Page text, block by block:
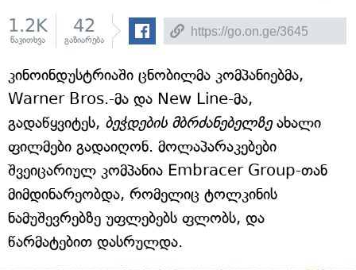
1.2K
წაკითხვა
42
გაზიარება
კინოინდუსტრიაში ცნობილმა კომპანიებმა,
Warner Bros.-მა და New Line-მა,
გადაწყვიტეს, ბეჭდების მბრძანებელზეახალი
ფილმები გადაიღონ. მოლაპარაკებები
შვეიცარიულ კომპანია Embracer Group-თან
მიმდინარეობდა, რომელიც ტოლკინის
ნამუშევრებზე უფლებებს ფლობს, და
წარმატებით დასრულდა.